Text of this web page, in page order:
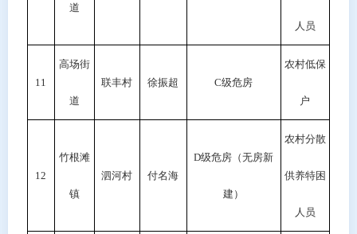
道
人员
11
高场街
道
联丰村 徐振超 C级危房
农村低保
户
12
竹根滩
镇
泗河村 付名海
D级危房（无房新
建）
农村分散
供养特困
人员